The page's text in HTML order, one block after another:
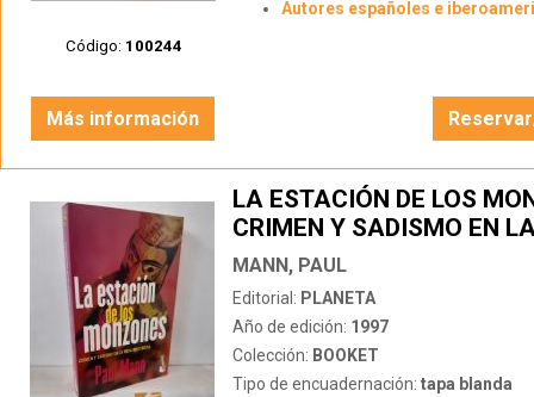
Código: 100244
Autores españoles e
Más información
LA ESTACIÓN DE LOS
CRIMEN Y SADISMO EN
MISTERIOSA
MANN, PAUL
Editorial: PLANETA
Año de edición: 1997
Colección: BOOKET
Tipo de encuadernación: tapa blanda